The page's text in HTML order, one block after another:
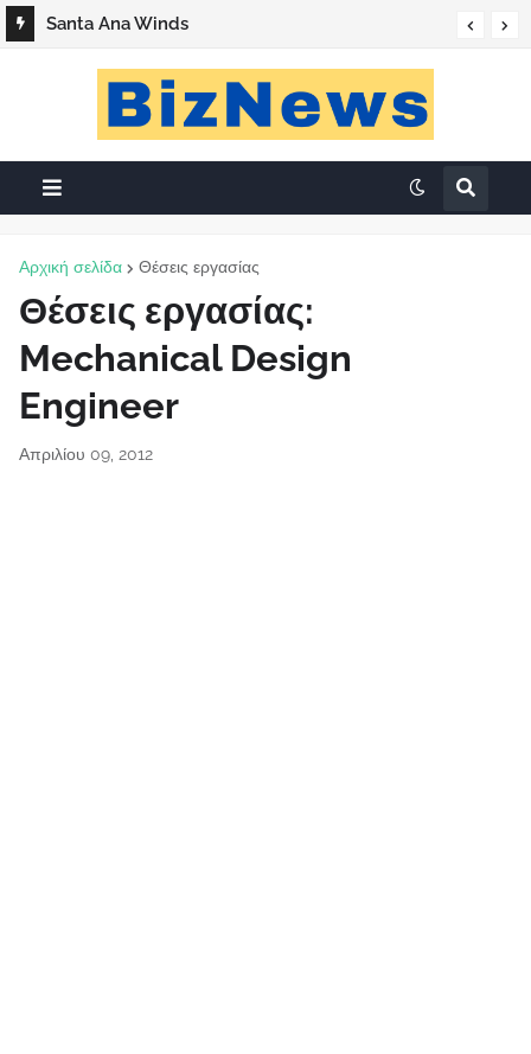
Santa Ana Winds
Αρχική σελίδα Θέσεις εργασίας
Θέσεις εργασίας:
Mechanical Design
Engineer
Απριλίου 09, 2012